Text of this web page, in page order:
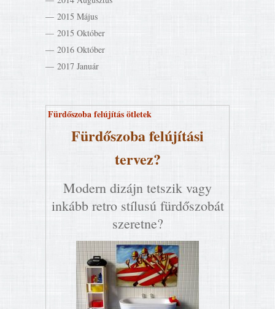
2015 Május
2015 Október
2016 Október
2017 Január
Fürdőszoba felújítás ötletek
Fürdőszoba felújítási
tervez?
Modern dizájn tetszik vagy
inkább retro stílusú fürdőszobát
szeretne?